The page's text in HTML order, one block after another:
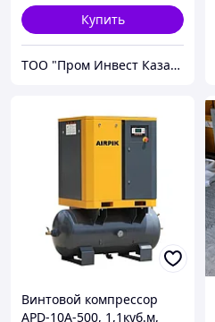
Купить
ТОО "Пром Инвест Казахстан"
Винтовой компрессор
APD-10A-500, 1,1куб.м,